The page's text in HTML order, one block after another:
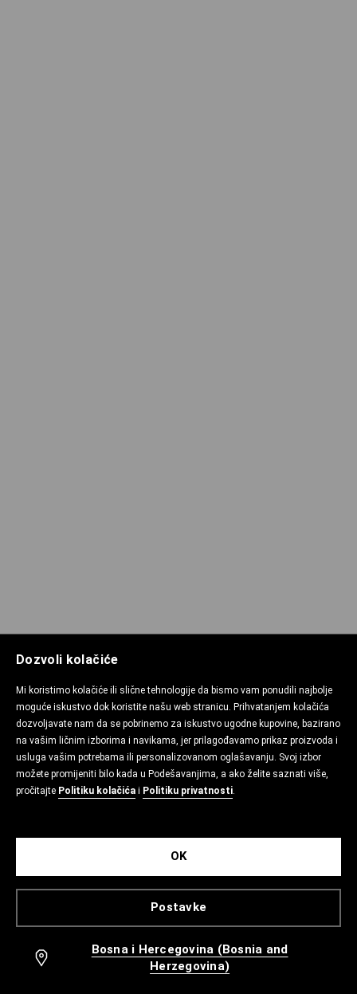
Dozvoli kolačiće
Mi koristimo kolačiće ili slične tehnologije da bismo vam ponudili najbolje
moguće iskustvo dok koristite našu web stranicu. Prihvatanjem kolačića
dozvoljavate nam da se pobrinemo za iskustvo ugodne kupovine, bazirano
na vašim ličnim izborima i navikama, jer prilagođavamo prikaz proizvoda i
usluga vašim potrebama ili personalizovanom oglašavanju. Svoj izbor
možete promijeniti bilo kada u Podešavanjima, a ako želite saznati više,
pročitajte Politiku kolačića i Politiku privatnosti.
Postavke
OK
Bosna i Hercegovina (Bosnia and
Herzegovina)